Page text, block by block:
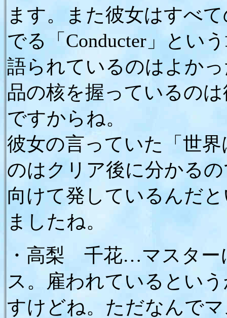
ます。また彼女はすべ
でる「Conducter」とい
語られているのはよか
品の核を握っているの
ですからね。
彼女の言っていた「世
のはクリア後に分かる
向けて発しているんだ
ましたね。
・高梨 千花…マスター
ス。雇われているとい
すけどね。ただなんで